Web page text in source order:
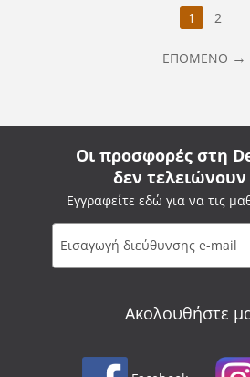
1 2
ΕΠΌΜΕΝΟ
Οι προσφορές στη
δεν
Εγγραφείτε εδώ για να τις
Ακολουθήστε